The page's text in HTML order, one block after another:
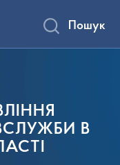
В
Пошук